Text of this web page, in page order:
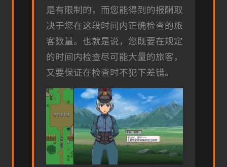
是有限制的，而您能得到的报酬取
决于您在这段时间内正确检查的旅
客数量。也就是说，您既要在规定
的时间内检查尽可能大量的旅客，
又要保证在检查时不犯下差错。